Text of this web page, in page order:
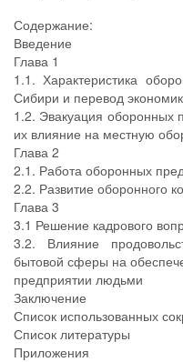
Содержание:
Введение
Глава 1
1.1. Характеристика
Сибири и перевод
1.2. Эвакуация оборонных
их влияние на местную
Глава 2
2.1. Работа оборонных
2.2. Развитие оборонного
Глава 3
3.1 Решение кадрового
3.2. Влияние
бытовой сферы на
предприятии людьми
Заключение
Список использованных
Список литературы
Приложения